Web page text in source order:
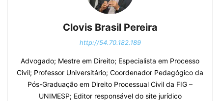
Clovis Brasil Pereira
http://54.70.182.189
Advogado; Mestre em Direito; Especialista em Processo
Civil; Professor Universitário; Coordenador Pedagógico da
Pós-Graduação em Direito Processual Civil da FIG –
UNIMESP; Editor responsável do site jurídico